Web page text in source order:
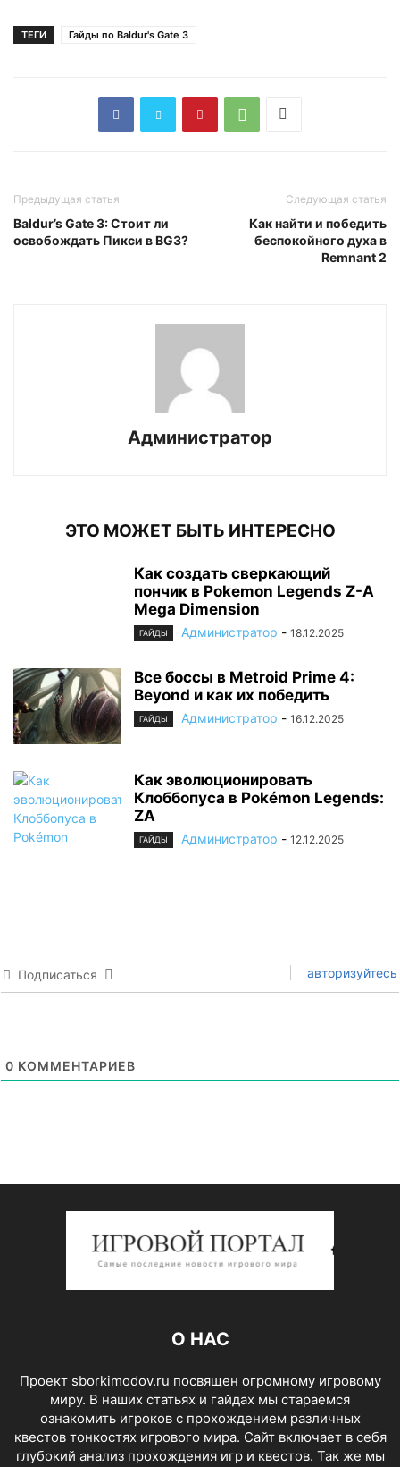
ТЕГИ Гайды по Baldur's Gate 3
Предыдущая статья
Baldur’s Gate 3: Стоит ли
освобождать Пикси в BG3?
Следующая статья
Как найти и победить
беспокойного духа в
Remnant 2
Администратор
ЭТО МОЖЕТ БЫТЬ ИНТЕРЕСНО
Как создать сверкающий
пончик в Pokemon Legends Z-A
Mega Dimension
ГАЙДЫ Администратор - 18.12.2025
Все боссы в Metroid Prime 4:
Beyond и как их победить
ГАЙДЫ Администратор - 16.12.2025
Как эволюционировать
Клоббопуса в Pokémon Legends:
ZA
ГАЙДЫ Администратор - 12.12.2025
Подписаться авторизуйтесь
0 КОММЕНТАРИЕВ
О НАС
Проект sborkimodov.ru посвящен огромному игровому
миру. В наших статьях и гайдах мы стараемся
ознакомить игроков с прохождением различных
квестов тонкостях игрового мира. Сайт включает в себя
глубокий анализ прохождения игр и квестов. Так же мы